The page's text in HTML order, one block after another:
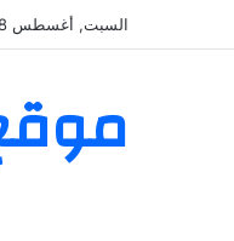
السبت, أغسطس 8 2026